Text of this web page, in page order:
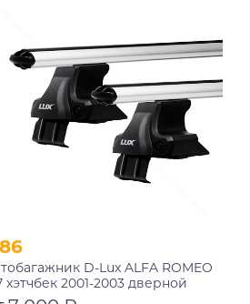
D-Lux ALFA ROMEO
хэтчбек 2001-2003 дверной
аэродинамический